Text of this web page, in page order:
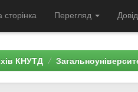
Перегляд
КНУТД